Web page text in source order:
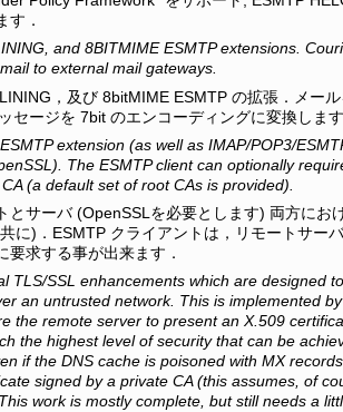
す．
and 8BITMIME ESMTP extensions.
to external mail gateways.
，及び 8bitMIME ESMTP の拡張．メー
セージを 7bit のエンコーディングに変換します
extension (as well as IMAP/POP3/
The ESMTP client can optionally
(a default set of root CAs is provided).
とサーバ (OpenSSLを必要とします) 両方に
に)．ESMTP クライアントは，リモートサー
要求する事が出来ます．
TLS/SSL enhancements which are designed
an untrusted network. This is implemented
the remote server to present an X.509
the highest level of security that can be
if the DNS cache is poisoned with MX
signed by a private CA (this assumes, of
work is mostly complete, but still needs a